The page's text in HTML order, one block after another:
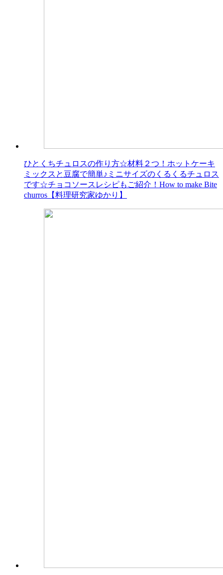
ひとくちチュロスの作り方☆材料２つ！ホットケーキ
ミックスと豆腐で簡単♪ミニサイズのくるくるチュロス
です☆チョコソースレシピもご紹介！How to make Bite
churros【料理研究家ゆかり】